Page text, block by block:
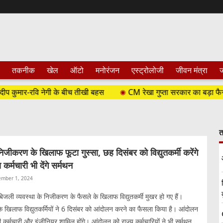
तकनीक खेल ऑटो मनोरंजन एस्ट्रोलोजी जीवन मंत्रा
नेगी के बीच तीखी बहस
CM रेखा गुप्ता सरकार का बड़ा फैसला,
के खिलाफ फूटा गुस्सा, छह दिसंबर को विद्युतकर्मी करेंगे
भी देंगे सर्मथन
1, 2024
व्यवस्था के निजीकरण के फैसले के खिलाफ विद्युतकर्मी मुखर हो गए हैं।
विद्युतकर्मियों ने 6 दिसंबर को आंदोलन करने का फैसला किया है। आंदोलन